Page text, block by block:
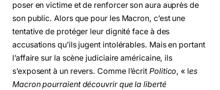
poser en victime et de renforcer son aura auprès de
son public. Alors que pour les Macron, c’est une
tentative de protéger leur dignité face à des
accusations qu’ils jugent intolérables. Mais en portant
l’affaire sur la scène judiciaire américaine, ils
s’exposent à un revers. Comme l’écrit Politico, « les
Macron pourraient découvrir que la liberté